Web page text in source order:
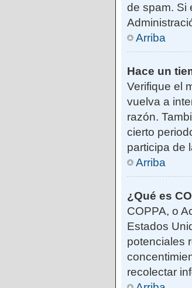
de spam. Si
Arriba
Hace un
Verifique el
vuelva a
razón.
cierto
participa de
Arriba
¿Qué es
COPPA, o
Estados
potenciales
recolectar